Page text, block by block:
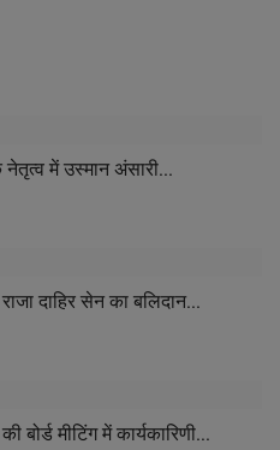
में उस्मान अंसारी...
दाहिर सेन का बलिदान...
मीटिंग में कार्यकारिणी...